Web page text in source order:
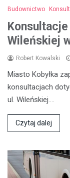
Budownictwo
Wileńskiej
Robert Kowalski
Miasto Kobyłka
konsultacjach
ul. Wileńskiej.…
Czytaj dalej